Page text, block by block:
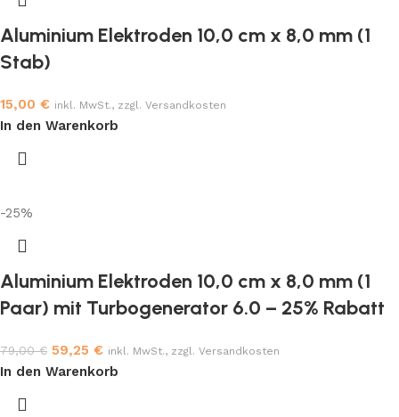
Aluminium Elektroden 10,0 cm x 8,0 mm (1
Stab)
15,00 € inkl. MwSt., zzgl. Versandkosten
In den Warenkorb
-25%
Aluminium Elektroden 10,0 cm x 8,0 mm (1
Paar) mit Turbogenerator 6.0 – 25% Rabatt
79,00€ 59,25 € inkl. MwSt., zzgl. Versandkosten
In den Warenkorb